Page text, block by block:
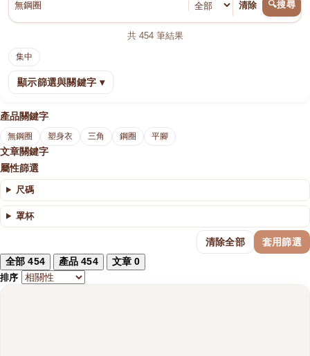
清除 🔍搜尋
共 454筆結果
集中
顯示篩選與關鍵字 ▾
產品關鍵字
無鋼圈 塑身衣 三角 鋼圈 平腳
文章關鍵字
屬性篩選
尺碼
罩杯
清除全部
套用篩選
全部454 產品454 文章0
排序